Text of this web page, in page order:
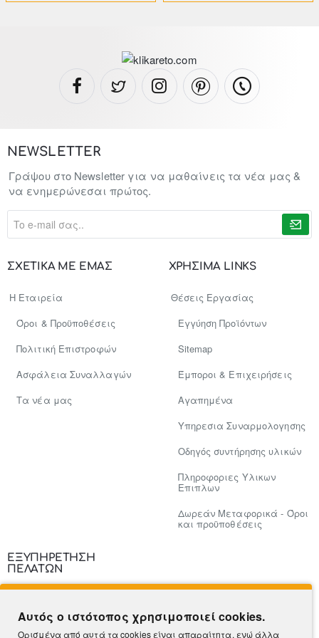
ΣΧΕΤΙΚΑ ΜΕ ΕΜΑΣ
Η Εταιρεία
Όροι & Προϋποθέσεις
Πολιτική Επιστροφών
Ασφάλεια Συναλλαγών
Tα νέα μας
ΧΡΗΣΙΜΑ LINKS
Θέσεις Εργασίας
Εγγύηση Προϊόντων
Sitemap
Έμποροι & Επιχειρήσεις
Αγαπημένα
Υπηρεσια Συναρμολογησης
Οδηγός συντήρησης υλικών
Πληροφοριες Υλικων
Επιπλων
Δωρεάν Μεταφορικά - Όροι
και προϋποθέσεις
ΕΞΥΠΗΡΕΤΗΣΗ
ΠΕΛΑΤΩΝ
Τρόποι Πληρωμής
NEWSLETTER
Γράψου στο Newsletter για να μαθαίνεις τα νέα μας &
να ενημερώνεσαι πρώτος.
σας..
Αυτός ο ιστότοπος χρησιμοποιεί cookies.
Ορισμένα από αυτά τα cookies είναι απαραίτητα, ενώ άλλα